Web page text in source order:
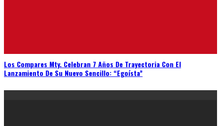
Los Compares Mty. Celebran 7 Años De Trayectoria Con El
Lanzamiento De Su Nuevo Sencillo: “Egoísta”